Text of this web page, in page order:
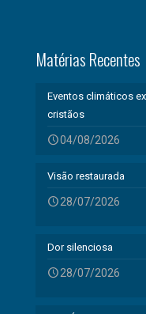
Matérias Recentes
Eventos climáticos
cristãos
04/08/2026
Visão restaurada
28/07/2026
Dor silenciosa
28/07/2026